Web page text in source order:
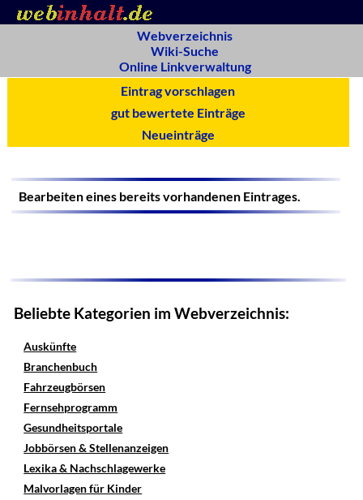
Webverzeichnis
Wiki-Suche
Online Linkverwaltung
Eintrag vorschlagen
gut bewertete Einträge
Neueinträge
Bearbeiten eines bereits vorhandenen Eintrages.
Beliebte Kategorien im Webverzeichnis:
Auskünfte
Branchenbuch
Fahrzeugbörsen
Fernsehprogramm
Gesundheitsportale
Jobbörsen & Stellenanzeigen
Lexika & Nachschlagewerke
Malvorlagen für Kinder